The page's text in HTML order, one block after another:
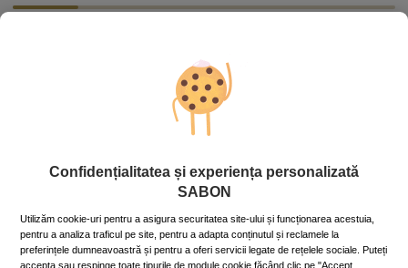
Confidențialitatea și experiența personalizată
SABON
Utilizăm cookie-uri pentru a asigura securitatea site-ului și funcționarea acestuia,
pentru a analiza traficul pe site, pentru a adapta conținutul și reclamele la
preferințele dumneavoastră și pentru a oferi servicii legate de rețelele sociale. Puteți
accepta sau respinge toate tipurile de module cookie făcând clic pe "Accept